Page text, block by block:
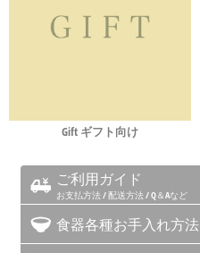
Gift ギフト向け
ご利用ガイド
お支払方法 / 配送方法 / Q＆Aなど
食器各種お手入れ方法